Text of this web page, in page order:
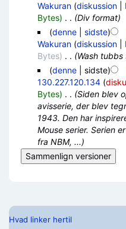
Wakuran (diskussion|
Bytes) . . (Div format)
(denne| sidste)
Wakuran (diskussion|
Bytes) . . (Wash
(denne| sidste)
130.227.120.134 (
Bytes) . . (Siden blev
avisserie, der blev
1943. Den har
Mouse serier. Serien
fra NBM, ...)
Hvad linker hertil